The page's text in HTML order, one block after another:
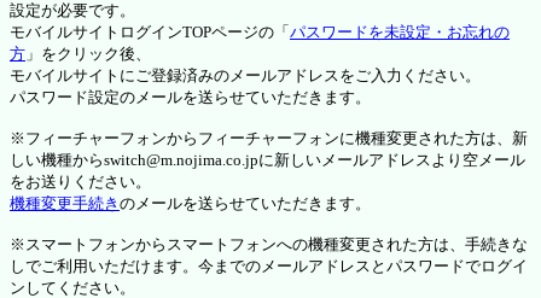
設定が必要です。
モバイルサイトログインTOPページの「 パスワードを未設定・お忘れの
方 」をクリック後、
モバイルサイトにご登録済みのメールアドレスをご入力ください。
パスワード設定のメールを送らせていただきます。
※フィーチャーフォンからフィーチャーフォンに機種変更された方は、新
しい機種からswitch@m.nojima.co.jpに新しいメールアドレスより空メール
をお送りください。
機種変更手続き のメールを送らせていただきます。
※スマートフォンからスマートフォンへの機種変更された方は、手続きな
しでご利用いただけます。今までのメールアドレスとパスワードでログイ
ンしてください。